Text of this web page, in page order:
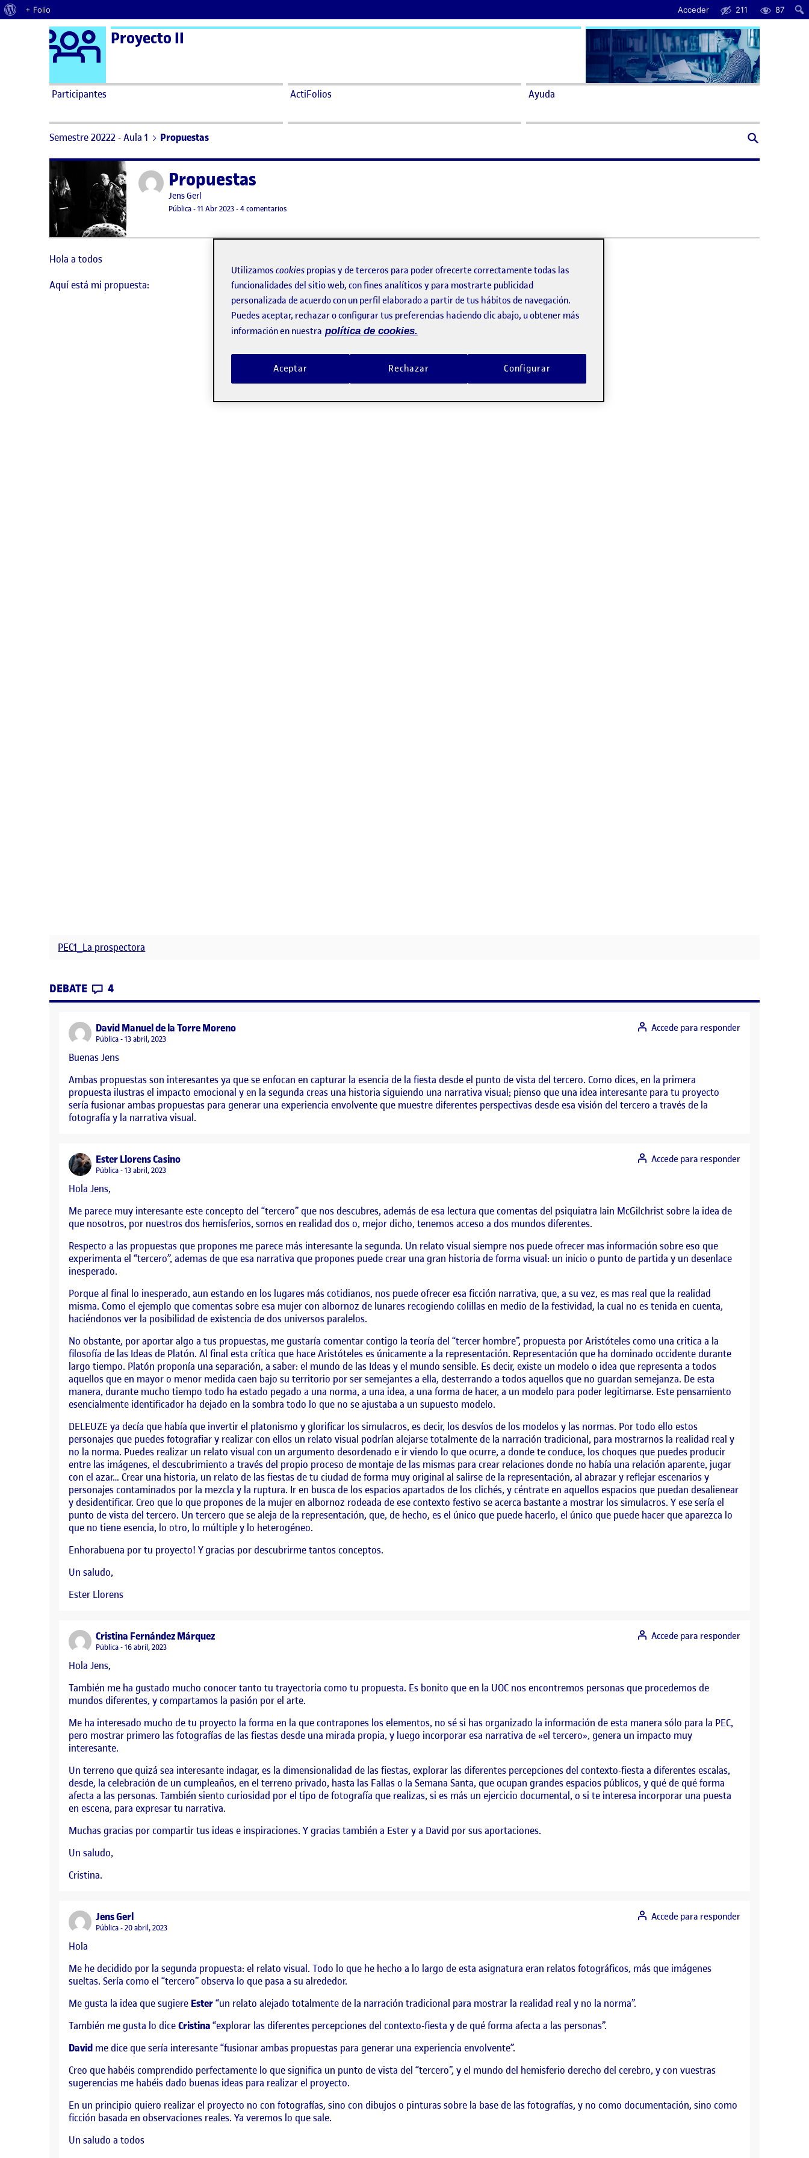
Acerca de WordPress
+ Folio Acceder 211 87
Saltar al contenido Logo Ágora
Proyecto II
Participantes ActiFolios Ayuda
Semestre 20222 - Aula 1 Propuestas
Publicado porPropuestas
Publicado por
Jens Gerl
Visibilidad:
Pública-Fecha de publicación
11 Abr 2023-4 comentariosen Propuestas
Hola a todos
Aquí está mi propuesta:
PEC1_La prospectora
DEBATE CONTRIBUTIONS
4EN PROPUESTAS
David Manuel de la Torre Morenosays:
Visibilidad:
Pública 13 abril, 2023
Buenas Jens
Ambas propuestas son interesantes ya que se enfocan en capturar la esencia de la fiesta desde el punto de vista del tercero. Como dices, en la primera
propuesta ilustras el impacto emocional y en la segunda creas una historia siguiendo una narrativa visual; pienso que una idea interesante para tu proyecto
sería fusionar ambas propuestas para generar una experiencia envolvente que muestre diferentes perspectivas desde esa visión del tercero a través de la
fotografía y la narrativa visual.
Accede para responder
Ester Llorens Casinosays:
Visibilidad:
Pública 13 abril, 2023
Hola Jens,
Me parece muy interesante este concepto del “tercero” que nos descubres, además de esa lectura que comentas del psiquiatra Iain McGilchrist sobre la idea de
que nosotros, por nuestros dos hemisferios, somos en realidad dos o, mejor dicho, tenemos acceso a dos mundos diferentes.
Respecto a las propuestas que propones me parece más interesante la segunda. Un relato visual siempre nos puede ofrecer mas información sobre eso que
experimenta el “tercero”, ademas de que esa narrativa que propones puede crear una gran historia de forma visual: un inicio o punto de partida y un desenlace
inesperado.
Porque al final lo inesperado, aun estando en los lugares más cotidianos, nos puede ofrecer esa ficción narrativa, que, a su vez, es mas real que la realidad
misma. Como el ejemplo que comentas sobre esa mujer con albornoz de lunares recogiendo colillas en medio de la festividad, la cual no es tenida en cuenta,
haciéndonos ver la posibilidad de existencia de dos universos paralelos.
No obstante, por aportar algo a tus propuestas, me gustaría comentar contigo la teoría del “tercer hombre”, propuesta por Aristóteles como una critica a la
filosofía de las Ideas de Platón. Al final esta crítica que hace Aristóteles es únicamente a la representación. Representación que ha dominado occidente durante
largo tiempo. Platón proponía una separación, a saber: el mundo de las Ideas y el mundo sensible. Es decir, existe un modelo o idea que representa a todos
aquellos que en mayor o menor medida caen bajo su territorio por ser semejantes a ella, desterrando a todos aquellos que no guardan semejanza. De esta
manera, durante mucho tiempo todo ha estado pegado a una norma, a una idea, a una forma de hacer, a un modelo para poder legitimarse. Este pensamiento
esencialmente identificador ha dejado en la sombra todo lo que no se ajustaba a un supuesto modelo.
DELEUZE ya decía que había que invertir el platonismo y glorificar los simulacros, es decir, los desvíos de los modelos y las normas. Por todo ello estos
personajes que puedes fotografiar y realizar con ellos un relato visual podrían alejarse totalmente de la narración tradicional, para mostrarnos la realidad real y
no la norma. Puedes realizar un relato visual con un argumento desordenado e ir viendo lo que ocurre, a donde te conduce, los choques que puedes producir
entre las imágenes, el descubrimiento a través del propio proceso de montaje de las mismas para crear relaciones donde no había una relación aparente, jugar
con el azar… Crear una historia, un relato de las fiestas de tu ciudad de forma muy original al salirse de la representación, al abrazar y reflejar escenarios y
personajes contaminados por la mezcla y la ruptura. Ir en busca de los espacios apartados de los clichés, y céntrate en aquellos espacios que puedan desalienear
y desidentificar. Creo que lo que propones de la mujer en albornoz rodeada de ese contexto festivo se acerca bastante a mostrar los simulacros. Y ese sería el
punto de vista del tercero. Un tercero que se aleja de la representación, que, de hecho, es el único que puede hacerlo, el único que puede hacer que aparezca lo
que no tiene esencia, lo otro, lo múltiple y lo heterogéneo.
Enhorabuena por tu proyecto! Y gracias por descubrirme tantos conceptos.
Un saludo,
Ester Llorens
Accede para responder
Cristina Fernández Márquezsays:
Visibilidad:
Pública 16 abril, 2023
Hola Jens,
También me ha gustado mucho conocer tanto tu trayectoria como tu propuesta. Es bonito que en la UOC nos encontremos personas que procedemos de
mundos diferentes, y compartamos la pasión por el arte.
Me ha interesado mucho de tu proyecto la forma en la que contrapones los elementos, no sé si has organizado la información de esta manera sólo para la PEC,
pero mostrar primero las fotografías de las fiestas desde una mirada propia, y luego incorporar esa narrativa de «el tercero», genera un impacto muy
interesante.
Un terreno que quizá sea interesante indagar, es la dimensionalidad de las fiestas, explorar las diferentes percepciones del contexto-fiesta a diferentes escalas,
desde, la celebración de un cumpleaños, en el terreno privado, hasta las Fallas o la Semana Santa, que ocupan grandes espacios públicos, y qué de qué forma
afecta a las personas. También siento curiosidad por el tipo de fotografía que realizas, si es más un ejercicio documental, o si te interesa incorporar una puesta
en escena, para expresar tu narrativa.
Muchas gracias por compartir tus ideas e inspiraciones. Y gracias también a Ester y a David por sus aportaciones.
Un saludo,
Cristina.
Accede para responder
Jens Gerlsays:
Visibilidad:
Pública 20 abril, 2023
Hola
Me he decidido por la segunda propuesta: el relato visual. Todo lo que he hecho a lo largo de esta asignatura eran relatos fotográficos, más que imágenes
sueltas. Sería como el “tercero” observa lo que pasa a su alrededor.
Me gusta la idea que sugiere Ester“un relato alejado totalmente de la narración tradicional para mostrar la realidad real y no la norma”.
También me gusta lo diceCristina“explorar las diferentes percepciones del contexto-fiesta y de qué forma afecta a las personas”.
David me dice que sería interesante “fusionar ambas propuestas para generar una experiencia envolvente”.
Creo que habéis comprendido perfectamente lo que significa un punto de vista del “tercero”, y el mundo del hemisferio derecho del cerebro, y con vuestras
sugerencias me habéis dado buenas ideas para realizar el proyecto.
En un principio quiero realizar el proyecto no con fotografías, sino con dibujos o pinturas sobre la base de las fotografías, y no como documentación, sino como
ficción basada en observaciones reales. Ya veremos lo que sale.
Un saludo a todos
Accede para responder
Utilizamos cookies propias y de terceros para poder ofrecerte correctamente todas las
funcionalidades del sitio web, con fines analíticos y para mostrarte publicidad
personalizada de acuerdo con un perfil elaborado a partir de tus hábitos de navegación.
Puedes aceptar, rechazar o configurar tus preferencias haciendo clic abajo, u obtener más
información en nuestra política de cookies.
Rechazar
Aceptar Configurar